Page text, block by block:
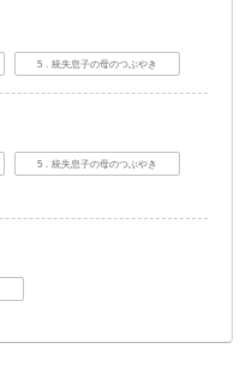
5．統失息子の母のつぶやき
5．統失息子の母のつぶやき